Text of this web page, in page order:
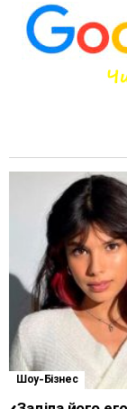
Шоу-Бізнес